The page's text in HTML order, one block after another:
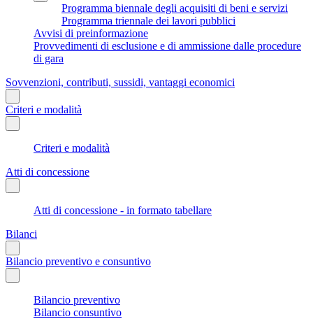
Programma biennale degli acquisiti di beni e servizi
Programma triennale dei lavori pubblici
Avvisi di preinformazione
Provvedimenti di esclusione e di ammissione dalle procedure
di gara
Sovvenzioni, contributi, sussidi, vantaggi economici
Criteri e modalità
Criteri e modalità
Atti di concessione
Atti di concessione - in formato tabellare
Bilanci
Bilancio preventivo e consuntivo
Bilancio preventivo
Bilancio consuntivo